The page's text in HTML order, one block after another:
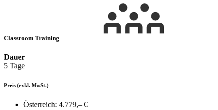
Classroom Training
Dauer
5 Tage
Preis (exkl. MwSt.)
Österreich: 4.779,– €